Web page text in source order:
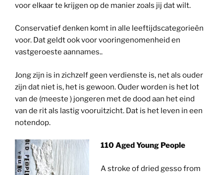
voor elkaar te krijgen op de manier zoals jij dat wilt.
Conservatief denken komt in alle leeftijdscategorieën
voor. Dat geldt ook voor vooringenomenheid en
vastgeroeste aannames..
Jong zijn is in zichzelf geen verdienste is, net als ouder
zijn dat niet is, het is gewoon. Ouder worden is het lot
van de (meeste ) jongeren met de dood aan het eind
van de rit als lastig vooruitzicht. Dat is het leven in een
notendop.
110 Aged Young People
A stroke of dried gesso from